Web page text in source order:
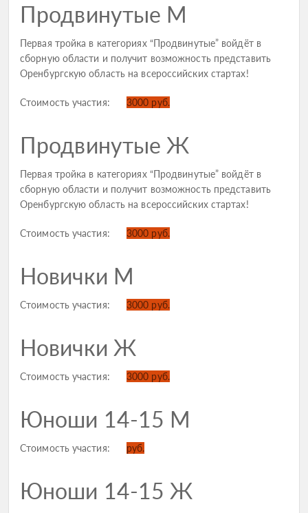
Продвинутые М
Первая тройка в категориях “Продвинутые” войдёт в
сборную области и получит возможность представить
Оренбургскую область на всероссийских стартах!
Стоимость участия: 3000 руб.
Продвинутые Ж
Первая тройка в категориях “Продвинутые” войдёт в
сборную области и получит возможность представить
Оренбургскую область на всероссийских стартах!
Стоимость участия: 3000 руб.
Новички М
Стоимость участия: 3000 руб.
Новички Ж
Стоимость участия: 3000 руб.
Юноши 14-15 М
Стоимость участия: руб.
Юноши 14-15 Ж